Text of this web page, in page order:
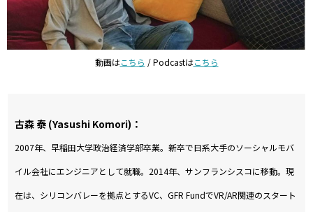
動画はこちら / Podcastはこちら
古森 泰 (Yasushi Komori)：
2007年、早稲田大学政治経済学部卒業。新卒で日系大手のソーシャルモバ
イル会社にエンジニアとして就職。2014年、サンフランシスコに移動。現
在は、シリコンバレーを拠点とするVC、GFR FundでVR/AR関連のスタート